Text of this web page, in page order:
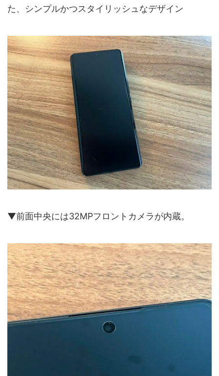
た、シンプルかつスタイリッシュなデザイン
▼前面中央には32MPフロントカメラが内蔵。